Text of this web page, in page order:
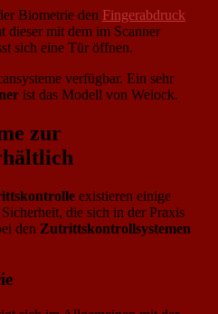
Biometrie den Fingerabdruck
dieser mit dem im Scanner
sich eine Tür öffnen.
verfügbar. Ein sehr
ist das Modell von Welock.
zur
existieren einige
die sich in der Praxis
den Zutrittskontrollsystemen